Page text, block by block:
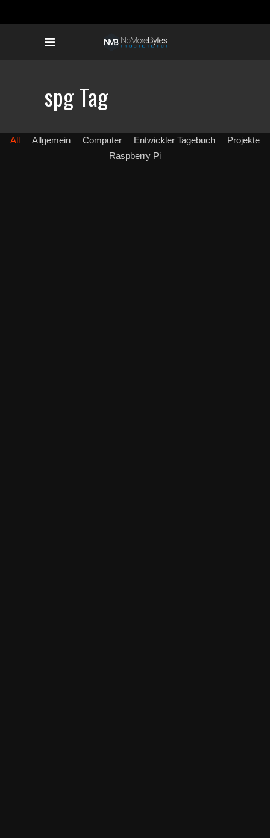
spg Tag
All Allgemein Computer Entwickler Tagebuch
Projekte
Raspberry Pi